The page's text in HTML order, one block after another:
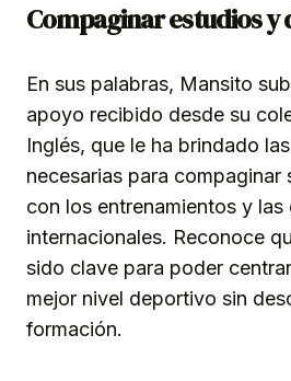
Compaginar estudios y
En sus palabras, Mansito
apoyo recibido desde su
Inglés, que le ha brindado
necesarias para compaginar
con los entrenamientos y
internacionales. Reconoce
sido clave para poder
mejor nivel deportivo sin
formación.